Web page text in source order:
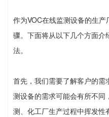
作为VOC在线监测设备的生
骤。下面将从以下几个方面介
法。
首先，我们需要了解客户的需
测设备的需求可能会有所不
测、化工厂生产过程中挥发